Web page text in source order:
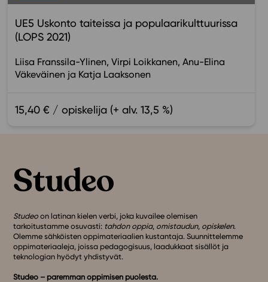
UE5 Uskonto taiteissa ja populaarikulttuurissa
(LOPS 2021)
Liisa Franssila-Ylinen Virpi Loikkanen Anu-Elina
Väkeväinen
Katja Laaksonen
15,40 € / opiskelija (+ alv. 13,5 %)
Studeo on latinan kielen verbi, joka kuvailee olemisen
tarkoitustamme osuvasti: tahdon oppia, omistaudun, opiskelen.
Olemme sähköisten oppimateriaalien kustantaja. Suunnittelemme
oppimateriaaleja, joissa pedagogisuus, laadukkaat sisällöt ja
teknologian hyödyt yhdistyvät.
Studeo – paremman oppimisen puolesta.